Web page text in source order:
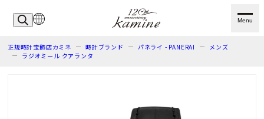
Menu
正規時計宝飾店カミネ 時計ブランド パネライ - PANERAI
メンズ
ラジオミール クアランタ